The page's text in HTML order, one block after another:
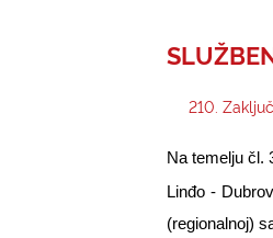
210.
Na temelju čl.
Linđo -
(regionalnoj)